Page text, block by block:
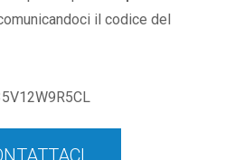
il codice del